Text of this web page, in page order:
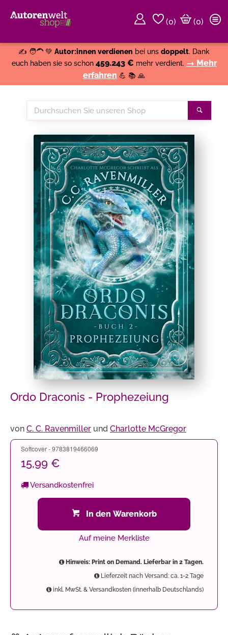
(0)
(0)
✍️ 🧑‍🦱 💚 Autor:innen verdienen bei uns doppelt. Dank
euch haben sie so schon 459.243 € mehr verdient. → Mehr
erfahren 💪 📚 🙏
Durchsuchen
Sie
Ordo Draconis - Prophezeiung
von C. C. Ravenmiller und Charlotte McGregor
Softcover - 9783819466069
15,99 €
Versandkostenfrei
In den Warenkorb
Auf meine Merkliste
Hinweis: Print on Demand. Lieferbar in 2 Tagen.
Lieferzeit nach Versand: ca. 1-2 Tage
inkl. MwSt. & Versandkosten (innerhalb Deutschlands)